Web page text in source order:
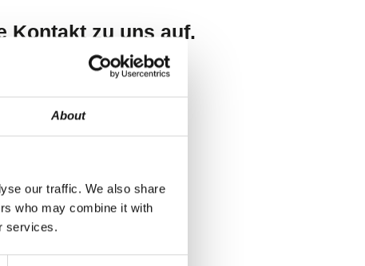
About
our traffic. We also share
who may combine it with
services.
Kontakt zu uns auf.